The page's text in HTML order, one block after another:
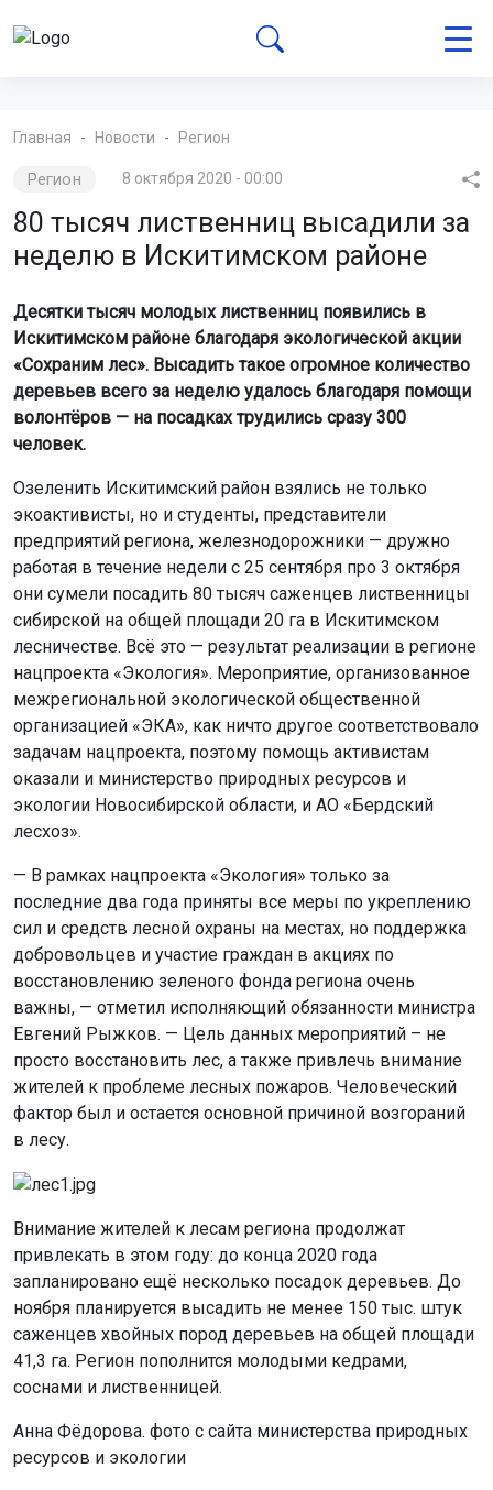
Главная Новости Регион
Регион 8 октября 2020 - 00:00
80 тысяч лиственниц высадили за
неделю в Искитимском районе
Десятки тысяч молодых лиственниц появились в
Искитимском районе благодаря экологической акции
«Сохраним лес». Высадить такое огромное количество
деревьев всего за неделю удалось благодаря помощи
волонтёров — на посадках трудились сразу 300
человек.
Озеленить Искитимский район взялись не только
экоактивисты, но и студенты, представители
предприятий региона, железнодорожники — дружно
работая в течение недели с 25 сентября про 3 октября
они сумели посадить 80 тысяч саженцев лиственницы
сибирской на общей площади 20 га в Искитимском
лесничестве. Всё это — результат реализации в регионе
нацпроекта «Экология». Мероприятие, организованное
межрегиональной экологической общественной
организацией «ЭКА», как ничто другое соответствовало
задачам нацпроекта, поэтому помощь активистам
оказали и министерство природных ресурсов и
экологии Новосибирской области, и АО «Бердский
лесхоз».
— В рамках нацпроекта «Экология» только за
последние два года приняты все меры по укреплению
сил и средств лесной охраны на местах, но поддержка
добровольцев и участие граждан в акциях по
восстановлению зеленого фонда региона очень
важны, — отметил исполняющий обязанности министра
Евгений Рыжков. — Цель данных мероприятий – не
просто восстановить лес, а также привлечь внимание
жителей к проблеме лесных пожаров. Человеческий
фактор был и остается основной причиной возгораний
в лесу.
Внимание жителей к лесам региона продолжат
привлекать в этом году: до конца 2020 года
запланировано ещё несколько посадок деревьев. До
ноября планируется высадить не менее 150 тыс. штук
саженцев хвойных пород деревьев на общей площади
41,3 га. Регион пополнится молодыми кедрами,
соснами и лиственницей.
Анна Фёдорова. фото с сайта министерства природных
ресурсов и экологии